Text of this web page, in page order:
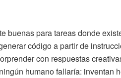
buenas para tareas donde
código a partir de
con respuestas
humano fallaría: inventan